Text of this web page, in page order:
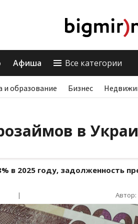
Афиша Все категории
и образование Бизнес
в
в 2025 году, задолженность
| Автор: